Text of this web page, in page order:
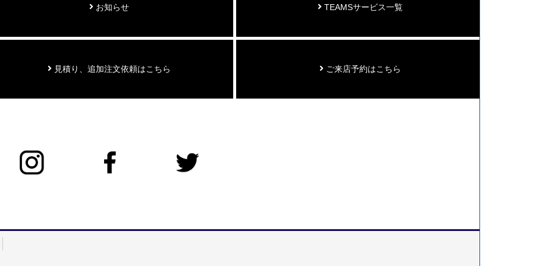
お知らせ TEAMSサービス一覧
見積り、追加注文依頼はこちら ご来店予約はこちら